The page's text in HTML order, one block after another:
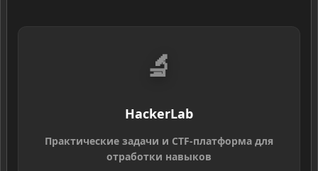
🔬
HackerLab
Практические задачи и CTF-платформа для
отработки навыков